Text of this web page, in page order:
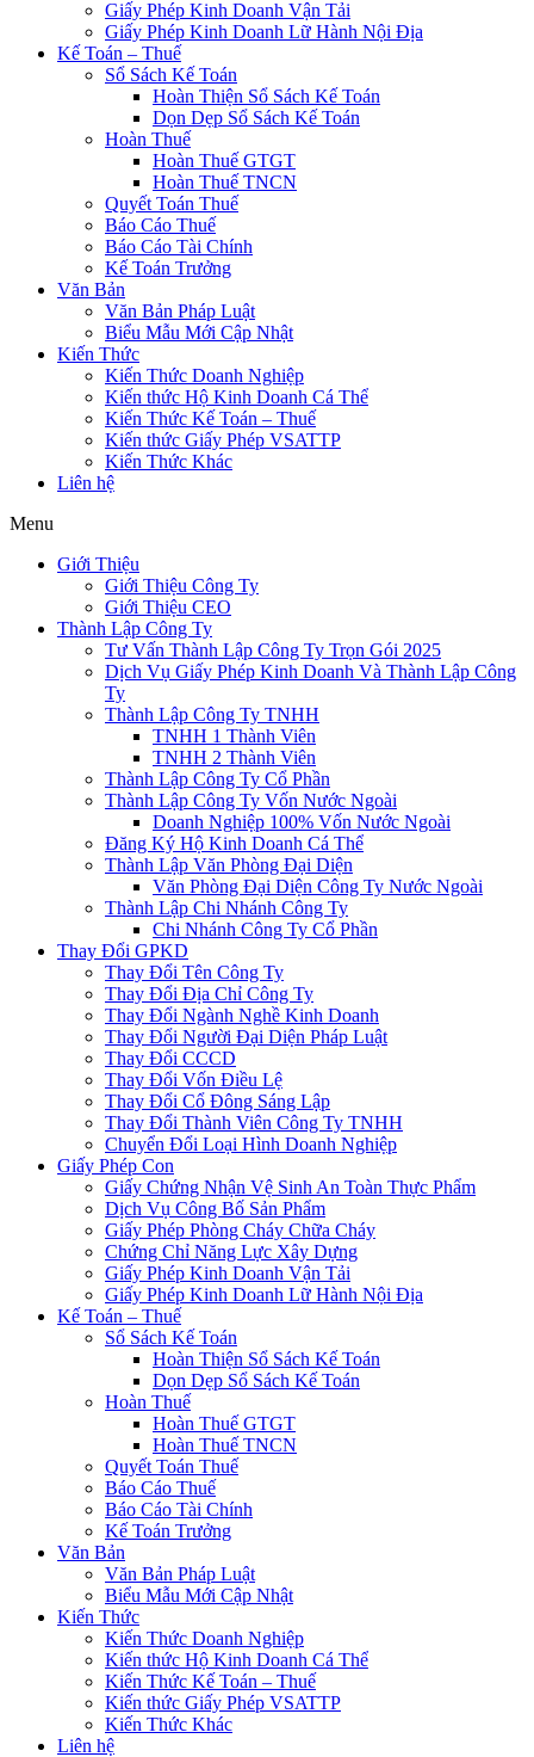
Giấy Phép Kinh Doanh Vận Tải
Giấy Phép Kinh Doanh Lữ Hành Nội Địa
Kế Toán – Thuế
Sổ Sách Kế Toán
Hoàn Thiện Sổ Sách Kế Toán
Dọn Dẹp Sổ Sách Kế Toán
Hoàn Thuế
Hoàn Thuế GTGT
Hoàn Thuế TNCN
Quyết Toán Thuế
Báo Cáo Thuế
Báo Cáo Tài Chính
Kế Toán Trưởng
Văn Bản
Văn Bản Pháp Luật
Biểu Mẫu Mới Cập Nhật
Kiến Thức
Kiến Thức Doanh Nghiệp
Kiến thức Hộ Kinh Doanh Cá Thể
Kiến Thức Kế Toán – Thuế
Kiến thức Giấy Phép VSATTP
Kiến Thức Khác
Liên hệ
Menu
Giới Thiệu
Giới Thiệu Công Ty
Giới Thiệu CEO
Thành Lập Công Ty
Tư Vấn Thành Lập Công Ty Trọn Gói 2025
Dịch Vụ Giấy Phép Kinh Doanh Và Thành Lập Công
Ty
Thành Lập Công Ty TNHH
TNHH 1 Thành Viên
TNHH 2 Thành Viên
Thành Lập Công Ty Cổ Phần
Thành Lập Công Ty Vốn Nước Ngoài
Doanh Nghiệp 100% Vốn Nước Ngoài
Đăng Ký Hộ Kinh Doanh Cá Thể
Thành Lập Văn Phòng Đại Diện
Văn Phòng Đại Diện Công Ty Nước Ngoài
Thành Lập Chi Nhánh Công Ty
Chi Nhánh Công Ty Cổ Phần
Thay Đổi GPKD
Thay Đổi Tên Công Ty
Thay Đổi Địa Chỉ Công Ty
Thay Đổi Ngành Nghề Kinh Doanh
Thay Đổi Người Đại Diện Pháp Luật
Thay Đổi CCCD
Thay Đổi Vốn Điều Lệ
Thay Đổi Cổ Đông Sáng Lập
Thay Đổi Thành Viên Công Ty TNHH
Chuyển Đổi Loại Hình Doanh Nghiệp
Giấy Phép Con
Giấy Chứng Nhận Vệ Sinh An Toàn Thực Phẩm
Dịch Vụ Công Bố Sản Phẩm
Giấy Phép Phòng Cháy Chữa Cháy
Chứng Chỉ Năng Lực Xây Dựng
Giấy Phép Kinh Doanh Vận Tải
Giấy Phép Kinh Doanh Lữ Hành Nội Địa
Kế Toán – Thuế
Sổ Sách Kế Toán
Hoàn Thiện Sổ Sách Kế Toán
Dọn Dẹp Sổ Sách Kế Toán
Hoàn Thuế
Hoàn Thuế GTGT
Hoàn Thuế TNCN
Quyết Toán Thuế
Báo Cáo Thuế
Báo Cáo Tài Chính
Kế Toán Trưởng
Văn Bản
Văn Bản Pháp Luật
Biểu Mẫu Mới Cập Nhật
Kiến Thức
Kiến Thức Doanh Nghiệp
Kiến thức Hộ Kinh Doanh Cá Thể
Kiến Thức Kế Toán – Thuế
Kiến thức Giấy Phép VSATTP
Kiến Thức Khác
Liên hệ